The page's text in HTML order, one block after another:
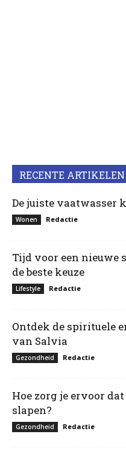
RECENTE ARTIKELEN
De juiste vaatwasser
Wonen Redactie
Tijd voor een nieuwe
de beste keuze
Lifestyle Redactie
Ontdek de spirituele
van Salvia
Gezondheid Redactie
Hoe zorg je ervoor
slapen?
Gezondheid Redactie